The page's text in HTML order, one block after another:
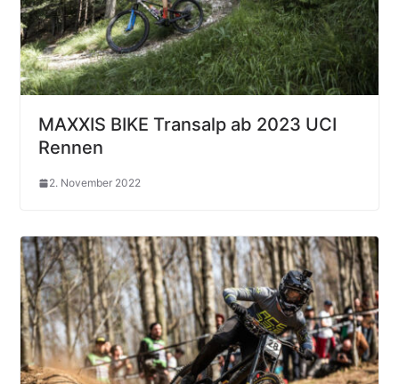
MAXXIS BIKE Transalp ab 2023 UCI
Rennen
2. November 2022